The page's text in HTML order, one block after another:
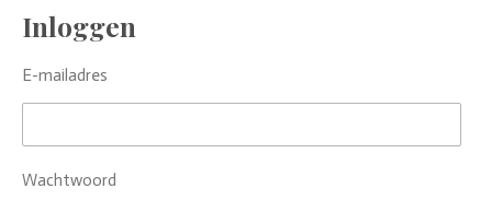
Inloggen
E-mailadres
Wachtwoord